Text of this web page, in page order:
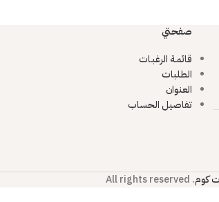
صفحتي
قائمـة الرغبـات
الطلبات
العنوان
تفاصيل الحساب
كوم. All rights reserved